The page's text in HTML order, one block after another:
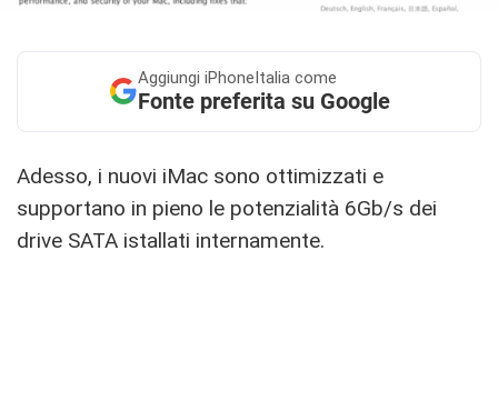
Aggiungi iPhoneItalia come
Fonte preferita su Google
Adesso, i nuovi iMac sono ottimizzati e
supportano in pieno le potenzialità 6Gb/s dei
drive SATA istallati internamente.